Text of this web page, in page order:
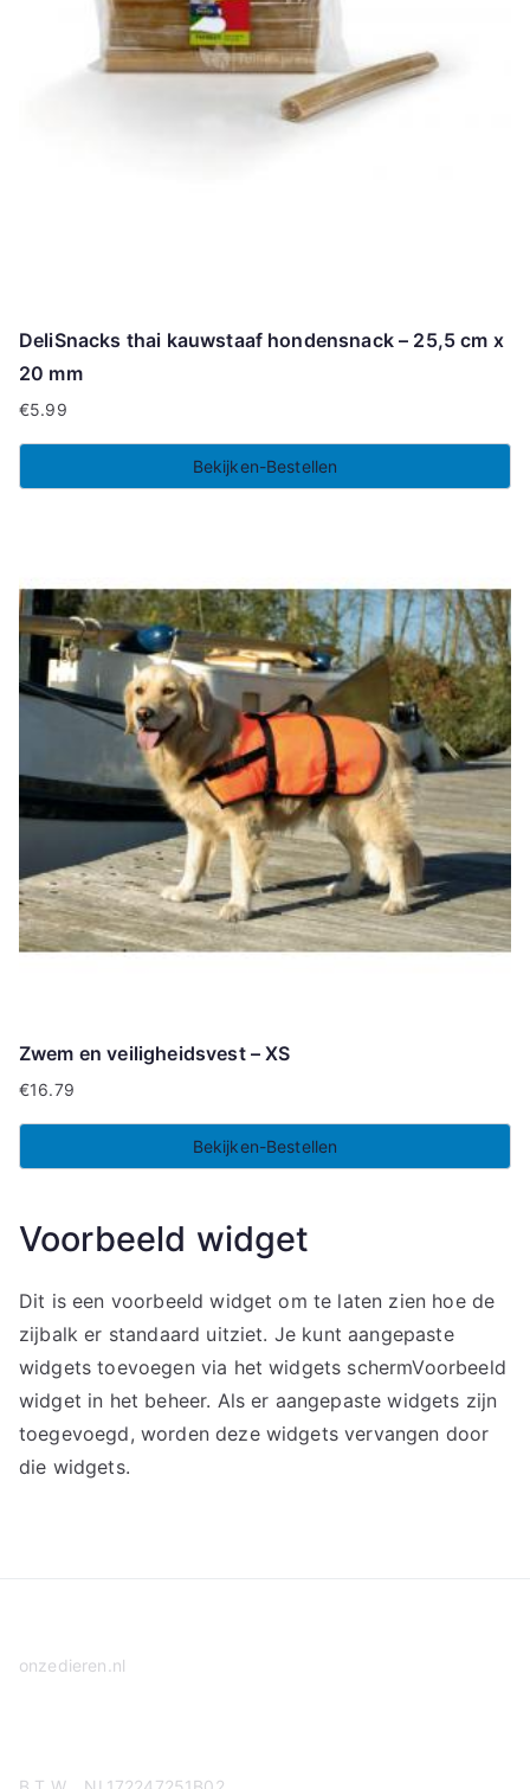
DeliSnacks thai kauwstaaf hondensnack – 25,5 cm x
20 mm
€5.99
Bekijken-Bestellen
Zwem en veiligheidsvest – XS
€16.79
Bekijken-Bestellen
Voorbeeld widget
Dit is een voorbeeld widget om te laten zien hoe de
zijbalk er standaard uitziet. Je kunt aangepaste
widgets toevoegen via het widgets schermVoorbeeld
widget in het beheer. Als er aangepaste widgets zijn
toegevoegd, worden deze widgets vervangen door
die widgets.
onzedieren.nl